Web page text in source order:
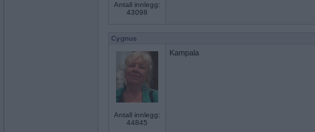
Antall innlegg:
43098
Cygnus
Antall innlegg:
44845
Kampala